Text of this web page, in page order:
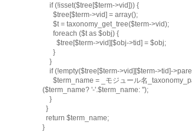
    if (!isset($tree[$term->vid])) {
      $tree[$term->vid] = array();
      $t = taxonomy_get_tree($term->vid);
      foreach ($t as $obj) {
        $tree[$term->vid][$obj->tid] = $obj;
      }
    }
if (!empty($tree[$term->vid][$term->tid]-
($term_name? '-'.$term_name: '');
    }
  }
  return $term_name;
}